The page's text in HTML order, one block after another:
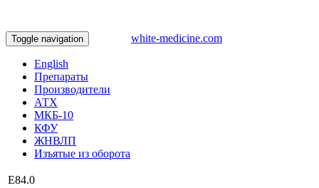
Toggle navigation white-medicine.com
English
Препараты
Производители
АТХ
МКБ-10
КФУ
ЖНВЛП
Изъятые из оборота
E84.0